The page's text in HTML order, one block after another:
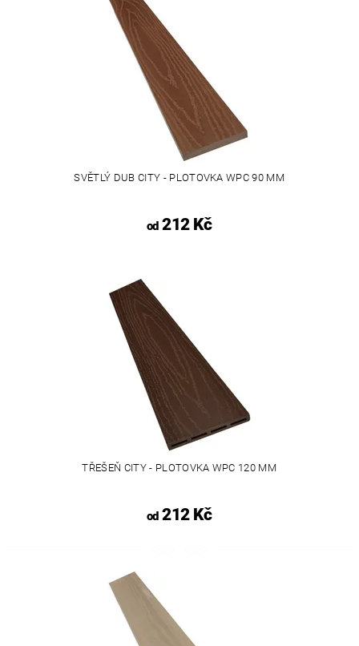
SVĚTLÝ DUB CITY - PLOTOVKA WPC 90 MM
od212 Kč
TŘEŠEŇ CITY - PLOTOVKA WPC 120 MM
od212 Kč